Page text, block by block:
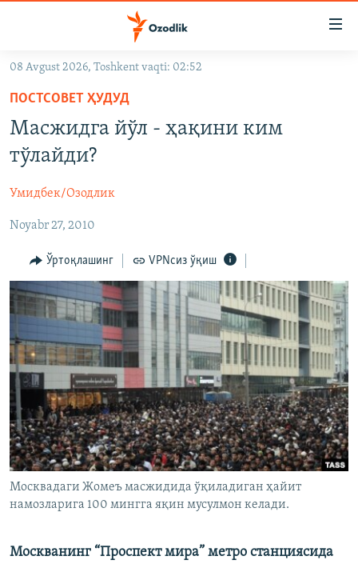
Асосий
навигацияга
ўтинг
Қидиришга
OZODARXIV
На русском
ИЖТИМОИЙ ТАРМОҚЛАР
Озодлик бошқа тилларда
08 Avgust 2026, Toshkent vaqti: 02:52
ПОСТСОВЕТ ҲУДУД
Масжидга йўл - ҳақини ким
тўлайди?
Умидбек/Озодлик
Noyabr 27, 2010
Ўртоқлашинг VPNсиз ўқиш
Москвадаги Жомеъ масжидида ўқиладиган ҳайит
намозларига 100 мингга яқин мусулмон келади.
Москванинг “Проспект мира” метро станциясида